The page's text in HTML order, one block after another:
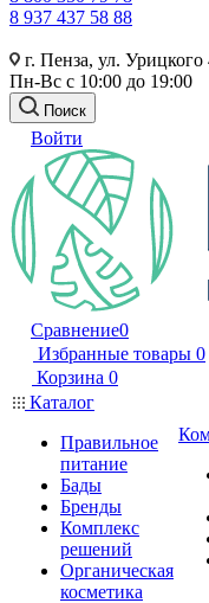
8 937 437 58 88
г. Пенза, ул. Урицкого
Пн-Вс с 10:00 до 19:00
Поиск
Войти
Сравнение0
Избранные товары 0
Корзина 0
Каталог
Правильное
питание
Бады
Бренды
Комплекс
решений
Органическая
косметика